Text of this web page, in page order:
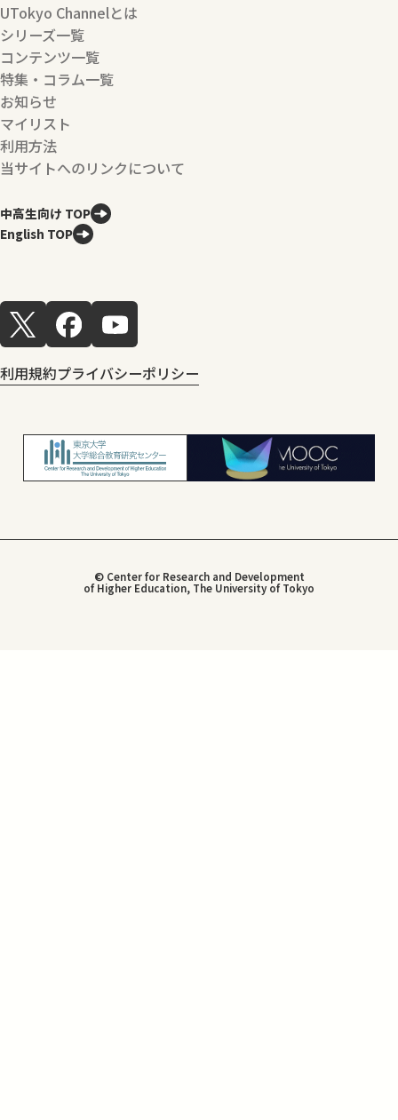
UTokyo Channelとは
シリーズ一覧
コンテンツ一覧
特集・コラム一覧
お知らせ
マイリスト
利用方法
当サイトへのリンクについて
中高生向け TOP
English TOP
利用規約プライバシーポリシー
© Center for Research and Development
of Higher Education, The University of Tokyo